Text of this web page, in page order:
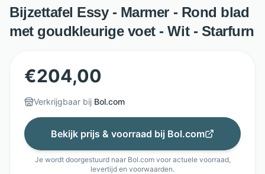
Bijzettafel Essy - Marmer - Rond blad
met goudkleurige voet - Wit - Starfurn
€204,00
Verkrijgbaar bij Bol.com
Bekijk prijs & voorraad bij Bol.com
Je wordt doorgestuurd naar Bol.comvoor actuele voorraad,
levertijd en voorwaarden.